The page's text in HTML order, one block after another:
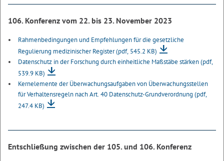
106. Konferenz vom 22. bis 23. November 2023
Rahmenbedingungen und Empfehlungen für die gesetzliche
Regulierung medizinischer Register(pdf, 545.2 KB)
Datenschutz in der Forschung durch einheitliche Maßstäbe stärken(pdf,
539.9 KB)
Kernelemente der Überwachungsaufgaben von Überwachungsstellen
für Verhaltensregeln nach Art. 40 Datenschutz-Grundverordnung (pdf,
247.4 KB)
Entschließung zwischen der 105. und 106. Konferenz